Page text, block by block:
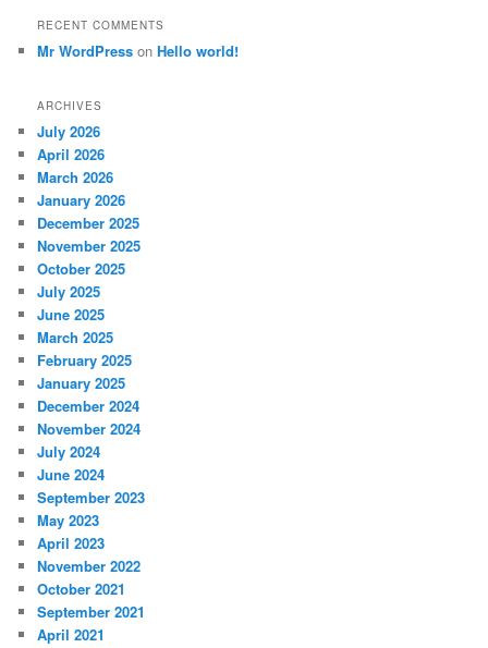
RECENT COMMENTS
Mr WordPress onHello world!
ARCHIVES
July 2026
April 2026
March 2026
January 2026
December 2025
November 2025
October 2025
July 2025
June 2025
March 2025
February 2025
January 2025
December 2024
November 2024
July 2024
June 2024
September 2023
May 2023
April 2023
November 2022
October 2021
September 2021
April 2021